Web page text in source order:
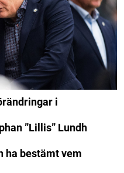
i
”Lillis” Lundh
ha bestämt vem